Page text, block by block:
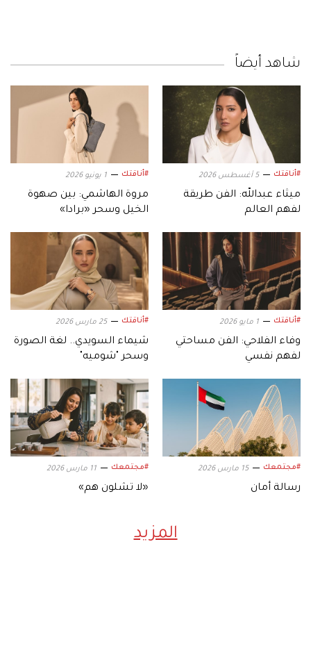
شاهد أيضاً
#أناقتك 5 أغسطس 2026
ميثاء عبدالله: الفن طريقة
لفهم العالم
#أناقتك 1 يونيو 2026
مروة الهاشمي: بين صهوة
الخيل وسحر «برادا»
#أناقتك 1 مايو 2026
وفاء الفلاحي: الفن مساحتي
لفهم نفسي
#أناقتك 25 مارس 2026
شيماء السويدي.. لغة الصورة
وسحر "شوميه"
#مجتمعك 15 مارس 2026
رسالة أمان
#مجتمعك 11 مارس 2026
«لا تشلون هم»
المزيد